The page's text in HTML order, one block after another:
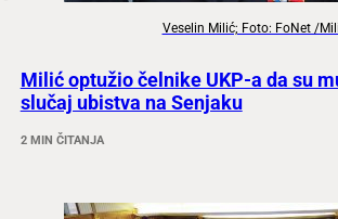
Veselin Milić; Foto: FoNet /
Milić optužio čelnike UKP-a da su
slučaj ubistva na Senjaku
2 MIN ČITANJA